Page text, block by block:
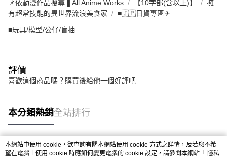
📌依動漫作品搜尋▐ All Anime Works 【10字部(含以上)】
擁
有超常技能的異世界流浪美食家
■🇯🇵日貨專區✈
■玩具/模型/公仔/盲抽
評價
喜歡這個商品嗎？購買後給他一個好評吧
本分類熱銷全站排行
熱門標籤
本網站中使用 cookie，欲查詢有關本網站使用 cookie 方式之詳情，及若您不希
望在電腦上使用 cookie 時應如何變更電腦的 cookie 設定，請參閱本網站「 隱私